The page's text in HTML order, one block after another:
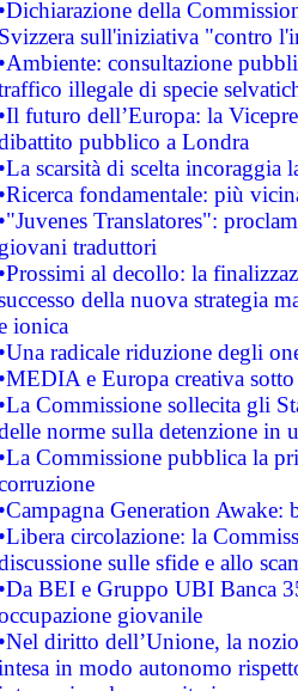
•Dichiarazione della
Svizzera sull'iniziativa "contro
•Ambiente: consultazione
illegale di specie
•Il futuro dell’Europa: la
pubblico a Londra
•La scarsità di scelta
•Ricerca fondamentale: più
•"Juvenes Translatores":
giovani traduttori
•Prossimi al decollo: la
della nuova strategia
ionica
•Una radicale riduzione degli
•MEDIA e Europa creativa
•La Commissione sollecita gli
norme sulla detenzione in
•La Commissione pubblica la
•Campagna Generation
•Libera circolazione: la
sulle sfide e allo
•Da BEI e Gruppo UBI Banca
giovanile
•Nel diritto dell’Unione, la
in modo autonomo